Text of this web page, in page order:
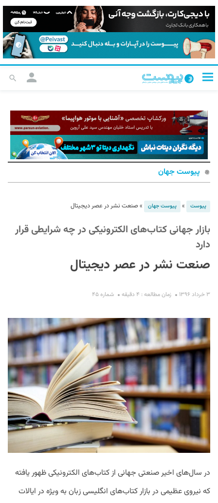
پیوست جهان
پیوست » پیوست جهان »صنعت نشر در عصر دیجیتال
بازار جهانی کتاب‌های الکترونیکی در چه شرایطی قرار
دارد
صنعت نشر در عصر دیجیتال
۳ خرداد ۱۳۹۶ زمان مطالعه : ۴ دقیقه شماره ۴۵
در سال‌های اخیر صنعتی جهانی از کتاب‌های الکترونیکی ظهور یافته
که نیروی عظیمی در بازار کتاب‌های انگلیسی زبان به ویژه در ایالات